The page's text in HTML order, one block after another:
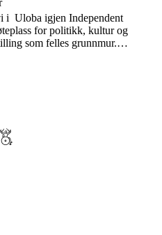
i Uloba igjen Independent
for politikk, kultur og
som felles grunnmur.